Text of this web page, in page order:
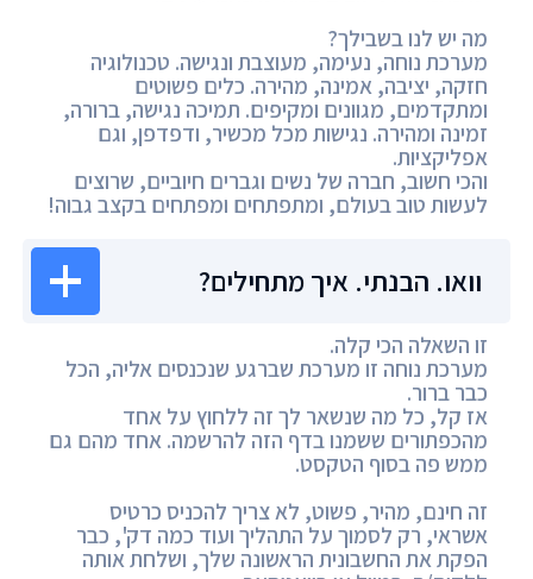
מה יש לנו בשבילך?
מערכת נוחה, נעימה, מעוצבת ונגישה. טכנולוגיה
חזקה, יציבה, אמינה, מהירה. כלים פשוטים
ומתקדמים, מגוונים ומקיפים. תמיכה נגישה, ברורה,
זמינה ומהירה. נגישות מכל מכשיר, ודפדפן, וגם
אפליקציות.
והכי חשוב, חברה של נשים וגברים חיוביים, שרוצים
לעשות טוב בעולם, ומתפתחים ומפתחים בקצב גבוה!
וואו. הבנתי. איך מתחילים?
זו השאלה הכי קלה.
מערכת נוחה זו מערכת שברגע שנכנסים אליה, הכל
כבר ברור.
אז קל, כל מה שנשאר לך זה ללחוץ על אחד
מהכפתורים ששמנו בדף הזה להרשמה. אחד מהם גם
ממש פה בסוף הטקסט.
זה חינם, מהיר, פשוט, לא צריך להכניס כרטיס
אשראי, רק לסמוך על התהליך ועוד כמה דק', כבר
הפקת את החשבונית הראשונה שלך, ושלחת אותה